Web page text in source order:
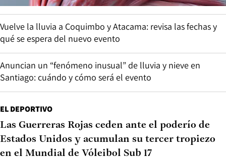
Vuelve la lluvia a Coquimbo y Atacama: revisa las fechas y
qué se espera del nuevo evento
Anuncian un “fenómeno inusual” de lluvia y nieve en
Santiago: cuándo y cómo será el evento
EL DEPORTIVO
Las Guerreras Rojas ceden ante el poderío de
Estados Unidos y acumulan su tercer tropiezo
en el Mundial de Vóleibol Sub 17